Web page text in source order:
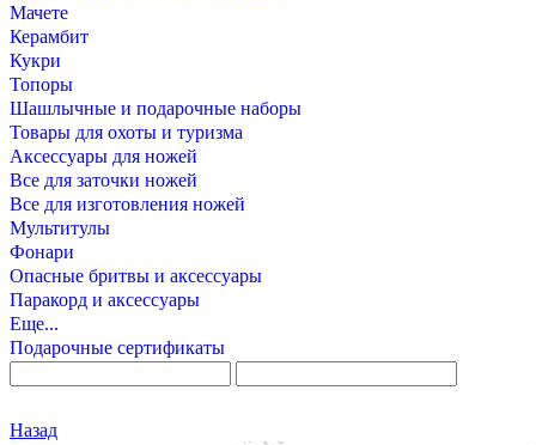
Мачете
Керамбит
Кукри
Топоры
Шашлычные и подарочные наборы
Товары для охоты и туризма
Аксессуары для ножей
Все для заточки ножей
Все для изготовления ножей
Мультитулы
Фонари
Опасные бритвы и аксессуары
Паракорд и аксессуары
Еще...
Подарочные сертификаты
Назад